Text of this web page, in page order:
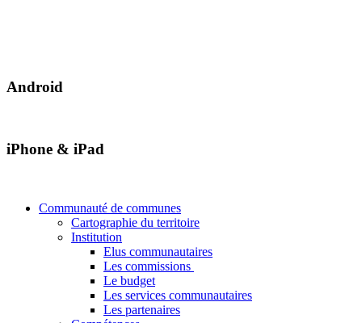
Android
iPhone & iPad
Communauté de communes
Cartographie du territoire
Institution
Elus communautaires
Les commissions
Le budget
Les services communautaires
Les partenaires